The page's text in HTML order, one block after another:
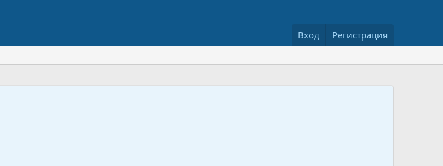
Вход Регистрация